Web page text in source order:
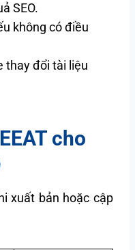
SEO.
không có điều
thay đổi tài liệu
cho
xuất bản hoặc cập